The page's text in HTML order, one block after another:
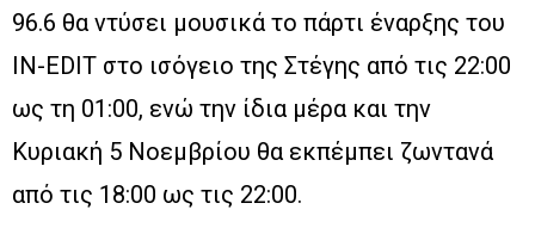
96.6 θα ντύσει μουσικά το πάρτι έναρξης του
IN-EDIT στο ισόγειο της Στέγης από τις 22:00
ως τη 01:00, ενώ την ίδια μέρα και την
Κυριακή 5 Νοεμβρίου θα εκπέμπει ζωντανά
από τις 18:00 ως τις 22:00.